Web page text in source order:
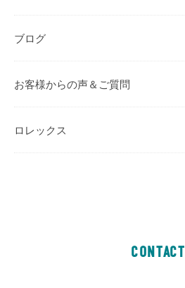
ブログ
お客様からの声＆ご質問
ロレックス
CONTACT